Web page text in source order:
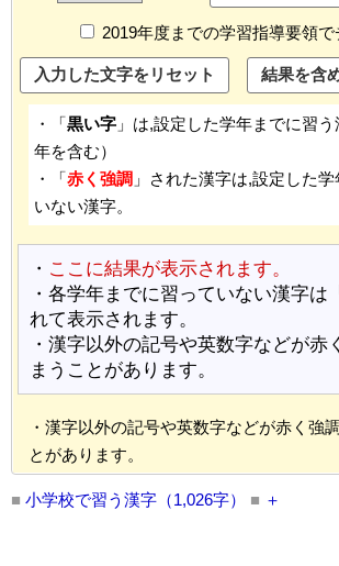
2019年度までの学習指導要領で
・「黒い字 」は,設定した学年までに習
年を含む）
・「赤く強調 」された漢字は,設定した
いない漢字。
・ ここに結果が表示されます。
・各学年までに習っていない漢字は「
れて表示されます。
・漢字以外の記号や英数字などが赤
まうことがあります。
・漢字以外の記号や英数字などが赤く強
とがあります。
■ 小学校で習う漢字（1,026字） ■